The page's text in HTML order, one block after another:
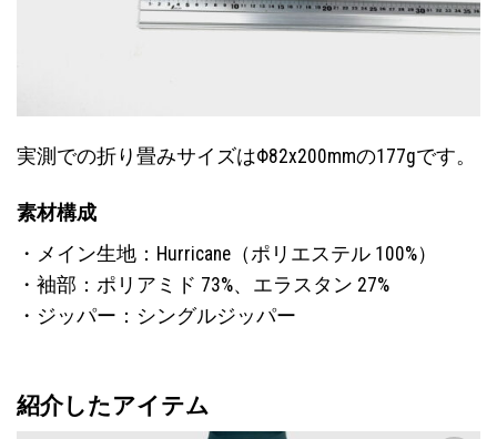
実測での折り畳みサイズはΦ82x200mmの177gです。
素材構成
・メイン生地：Hurricane（ポリエステル 100%）
・袖部：ポリアミド 73%、エラスタン 27%
・ジッパー：シングルジッパー
紹介したアイテム